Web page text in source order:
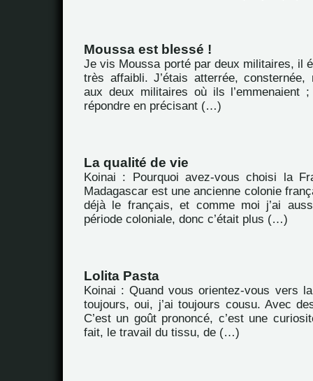
Moussa est blessé !
Je vis Moussa porté par deux militaires, il
très affaibli. J’étais atterrée, consternée,
aux deux militaires où ils l’emmenaient
répondre en précisant (…)
La qualité de vie
Koinai : Pourquoi avez-vous choisi la
Madagascar est une ancienne colonie
déjà le français, et comme moi j’ai
période coloniale, donc c’était plus (…)
Lolita Pasta
Koinai : Quand vous orientez-vous vers
toujours, oui, j’ai toujours cousu. Avec
C’est un goût prononcé, c’est une
fait, le travail du tissu, de (…)